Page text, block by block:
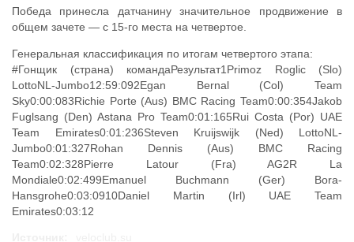
Победа принесла датчанину значительное продвижение в
общем зачете — с 15-го места на четвертое.
Генеральная классификация по итогам четвертого этапа:
#Гонщик (страна) командаРезультат1Primoz Roglic (Slo)
LottoNL-Jumbo12:59:092Egan Bernal (Col) Team
Sky0:00:083Richie Porte (Aus) BMC Racing Team0:00:354Jakob
Fuglsang (Den) Astana Pro Team0:01:165Rui Costa (Por) UAE
Team Emirates0:01:236Steven Kruijswijk (Ned) LottoNL-
Jumbo0:01:327Rohan Dennis (Aus) BMC Racing
Team0:02:328Pierre Latour (Fra) AG2R La
Mondiale0:02:499Emanuel Buchmann (Ger) Bora-
Hansgrohe0:03:0910Daniel Martin (Irl) UAE Team
Emirates0:03:12